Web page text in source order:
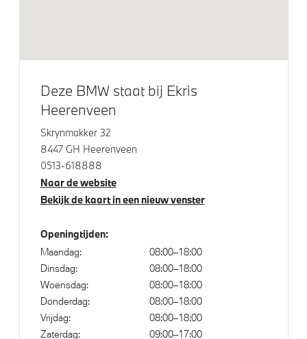
Klimaatbeheersing
Automatische 3-zone Airconditioning
3-zone aut. airconditioning
Elektrische voorzieningen
Driving Assistant Professional
Comfort Access met BMW Digital Key
Comfort Access
Parking Assistant
Parking assistant plus
Regen- en lichtsensor
Deze BMW staat bij Ekris
Heerenveen
Skrynmakker 32
8447 GH Heerenveen
0513-618888
Naar de website
Bekijk de kaart in een nieuw venster
Openingtijden:
Maandag:
08:00–18:00
Dinsdag:
08:00–18:00
Woensdag:
08:00–18:00
Donderdag:
08:00–18:00
Vrijdag:
08:00–18:00
Zaterdag:
09:00–17:00